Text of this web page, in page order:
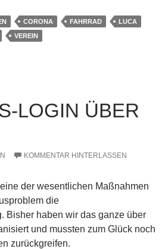
CORONA FAHRRAD
LUCA
VEREIN
LOGIN ÜBER
KOMMENTAR HINTERLASSEN
der wesentlichen Maßnahmen
die
Bisher haben wir das ganze über
und mussten zum Glück noch
zurückgreifen.